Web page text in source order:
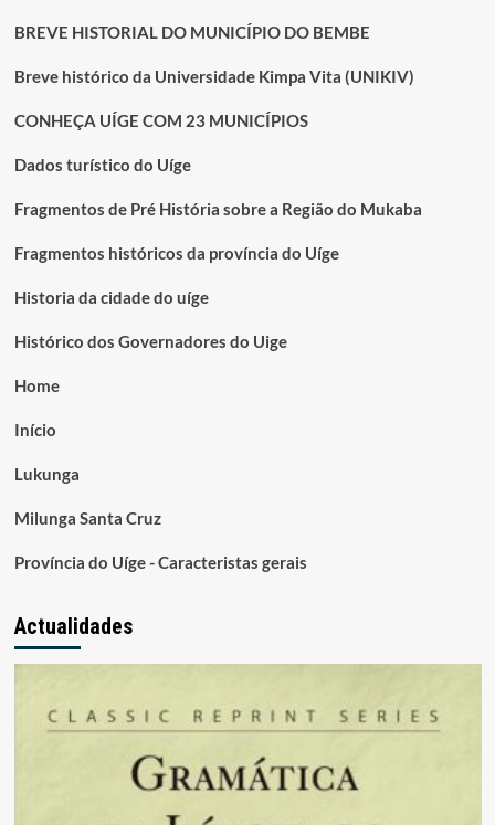
BREVE HISTORIAL DO MUNICÍPIO DO BEMBE
Breve histórico da Universidade Kimpa Vita (UNIKIV)
CONHEÇA UÍGE COM 23 MUNICÍPIOS
Dados turístico do Uíge
Fragmentos de Pré História sobre a Região do Mukaba
Fragmentos históricos da província do Uíge
Historia da cidade do uíge
Histórico dos Governadores do Uige
Home
Início
Lukunga
Milunga Santa Cruz
Província do Uíge - Caracteristas gerais
Actualidades